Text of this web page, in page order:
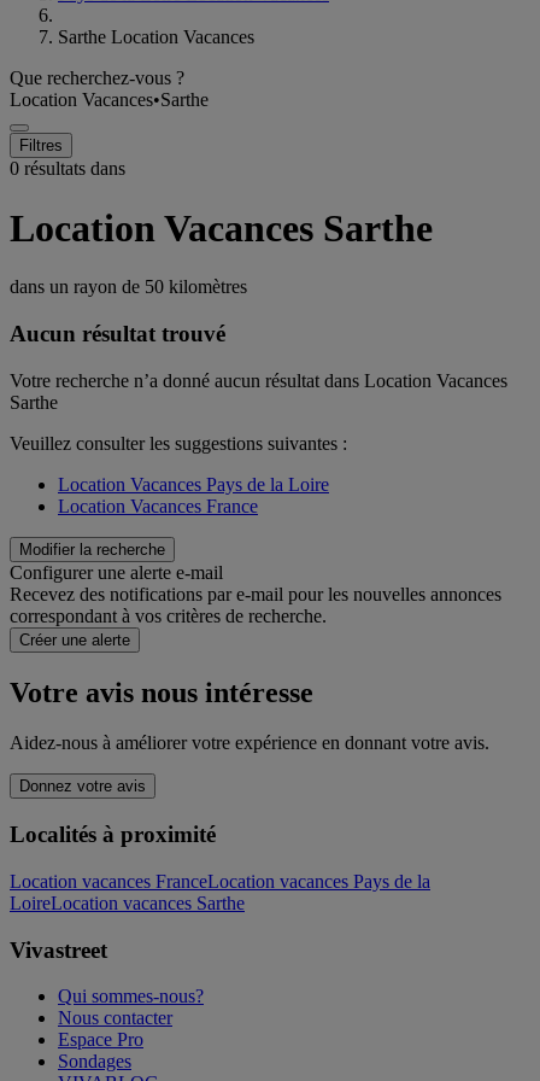
Sarthe Location Vacances
Que recherchez-vous ?
Location Vacances•Sarthe
Filtres
0 résultats dans
Location Vacances Sarthe
dans un rayon de 50 kilomètres
Aucun résultat trouvé
Votre recherche n’a donné aucun résultat dans Location Vacances
Sarthe
Veuillez consulter les suggestions suivantes :
Location Vacances Pays de la Loire
Location Vacances France
Modifier la recherche
Configurer une alerte e-mail
Recevez des notifications par e-mail pour les nouvelles annonces
correspondant à vos critères de recherche.
Créer une alerte
Votre avis nous intéresse
Aidez-nous à améliorer votre expérience en donnant votre avis.
Donnez votre avis
Localités à proximité
Location vacances FranceLocation vacances Pays de la
LoireLocation vacances Sarthe
Vivastreet
Qui sommes-nous?
Nous contacter
Espace Pro
Sondages